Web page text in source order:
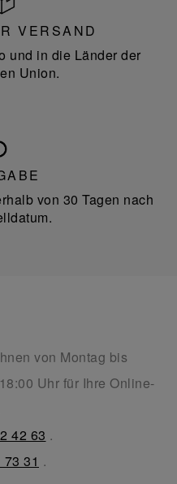
VERSAND
und in die Länder der
Union.
von 30 Tagen nach
von Montag bis
Uhr für Ihre Online-
42 63 .
31 .